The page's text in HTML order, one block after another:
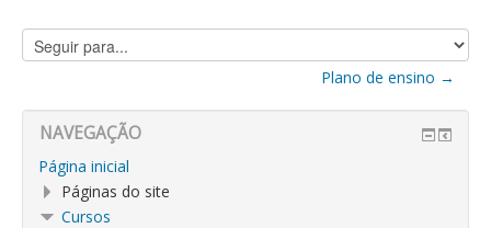
Seguir
para...
Plano de ensino →
NAVEGAÇÃO
Página inicial
Páginas do site
Cursos